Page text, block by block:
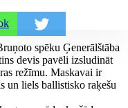
spēku Ģenerālštāba
devis pavēli izsludināt
režīmu. Maskavai ir
un liels ballistisko raķešu